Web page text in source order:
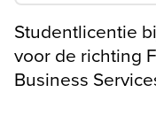
Studentlicentie
voor de richting
Business